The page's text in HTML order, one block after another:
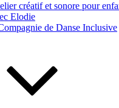
créatif et sonore pour
Elodie
de Danse Inclusive